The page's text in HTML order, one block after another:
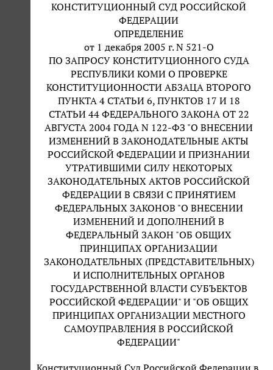
КОНСТИТУЦИОННЫЙ СУД РОССИЙСКОЙ
ФЕДЕРАЦИИ
ОПРЕДЕЛЕНИЕ
от 1 декабря 2005 г. N 521-О
ПО ЗАПРОСУ КОНСТИТУЦИОННОГО СУДА
РЕСПУБЛИКИ КОМИ О ПРОВЕРКЕ
КОНСТИТУЦИОННОСТИ АБЗАЦА ВТОРОГО
ПУНКТА 4 СТАТЬИ 6, ПУНКТОВ 17 И 18
СТАТЬИ 44 ФЕДЕРАЛЬНОГО ЗАКОНА ОТ 22
АВГУСТА 2004 ГОДА N 122-ФЗ "О ВНЕСЕНИИ
ИЗМЕНЕНИЙ В ЗАКОНОДАТЕЛЬНЫЕ АКТЫ
РОССИЙСКОЙ ФЕДЕРАЦИИ И ПРИЗНАНИИ
УТРАТИВШИМИ СИЛУ НЕКОТОРЫХ
ЗАКОНОДАТЕЛЬНЫХ АКТОВ РОССИЙСКОЙ
ФЕДЕРАЦИИ В СВЯЗИ С ПРИНЯТИЕМ
ФЕДЕРАЛЬНЫХ ЗАКОНОВ "О ВНЕСЕНИИ
ИЗМЕНЕНИЙ И ДОПОЛНЕНИЙ В
ФЕДЕРАЛЬНЫЙ ЗАКОН "ОБ ОБЩИХ
ПРИНЦИПАХ ОРГАНИЗАЦИИ
ЗАКОНОДАТЕЛЬНЫХ (ПРЕДСТАВИТЕЛЬНЫХ)
И ИСПОЛНИТЕЛЬНЫХ ОРГАНОВ
ГОСУДАРСТВЕННОЙ ВЛАСТИ СУБЪЕКТОВ
РОССИЙСКОЙ ФЕДЕРАЦИИ" И "ОБ ОБЩИХ
ПРИНЦИПАХ ОРГАНИЗАЦИИ МЕСТНОГО
САМОУПРАВЛЕНИЯ В РОССИЙСКОЙ
ФЕДЕРАЦИИ"
Конституционный Суд Российской Федерации в